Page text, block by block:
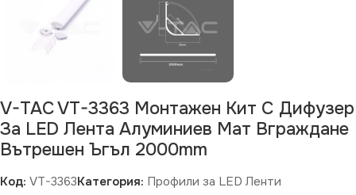
V-TAC VT-3363 Монтажен Kит С Дифузер
За LED Лента Алуминиев Мат Вграждане
Вътрешен Ъгъл 2000mm
Код: VT-3363Категория: Профили за LED Ленти